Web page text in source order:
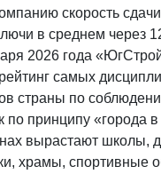
скорость
в среднем через
2026 года
самых
страны по
по принципу «города в
вырастают школы,
храмы, спортивные